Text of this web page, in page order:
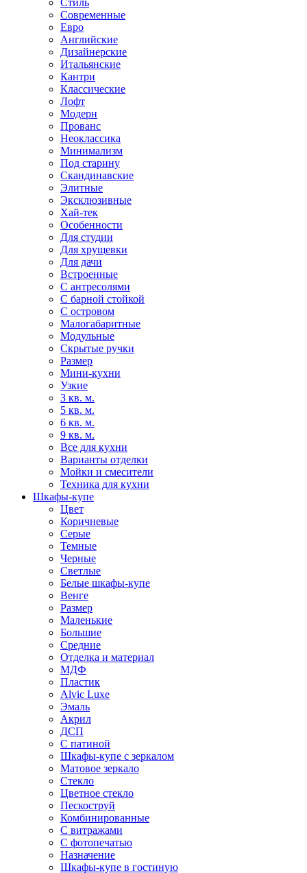
Стиль
Современные
Евро
Английские
Дизайнерские
Итальянские
Кантри
Классические
Лофт
Модерн
Прованс
Неоклассика
Минимализм
Под старину
Скандинавские
Элитные
Эксклюзивные
Хай-тек
Особенности
Для студии
Для хрущевки
Для дачи
Встроенные
С антресолями
С барной стойкой
С островом
Малогабаритные
Модульные
Скрытые ручки
Размер
Мини-кухни
Узкие
3 кв. м.
5 кв. м.
6 кв. м.
9 кв. м.
Все для кухни
Варианты отделки
Мойки и смесители
Техника для кухни
Шкафы-купе
Цвет
Коричневые
Серые
Темные
Черные
Светлые
Белые шкафы-купе
Венге
Размер
Маленькие
Большие
Средние
Отделка и материал
МДФ
Пластик
Alvic Luxe
Эмаль
Акрил
ДСП
С патиной
Шкафы-купе с зеркалом
Матовое зеркало
Стекло
Цветное стекло
Пескоструй
Комбинированные
С витражами
С фотопечатью
Назначение
Шкафы-купе в гостиную